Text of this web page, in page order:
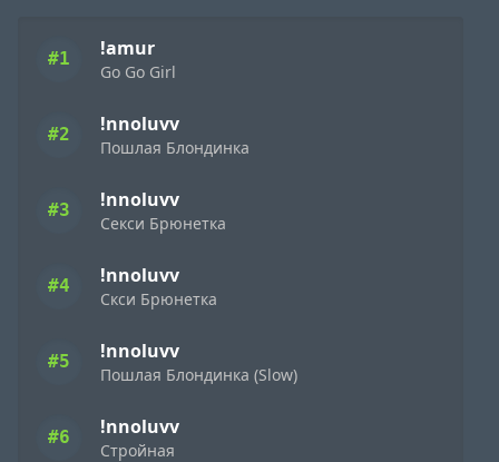
#1 !amur
Go Go Girl
#2 !nnoluvv
Пошлая Блондинка
#3 !nnoluvv
Секси Брюнетка
#4 !nnoluvv
Скси Брюнетка
#5 !nnoluvv
Пошлая Блондинка (Slow)
#6 !nnoluvv
Стройная